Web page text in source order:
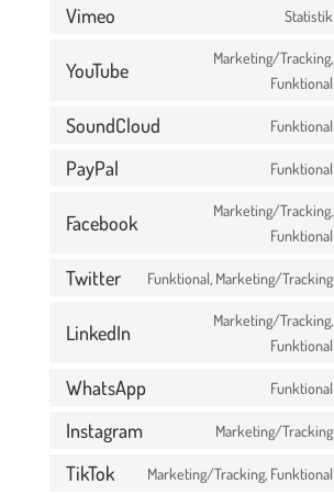
Vimeo Statistik
YouTube
Marketing/Tracking,
Funktional
SoundCloud Funktional
PayPal Funktional
Facebook
Marketing/Tracking,
Funktional
Twitter Funktional, Marketing/Tracking
LinkedIn
Marketing/Tracking,
Funktional
WhatsApp Funktional
Instagram Marketing/Tracking
TikTok Marketing/Tracking, Funktional